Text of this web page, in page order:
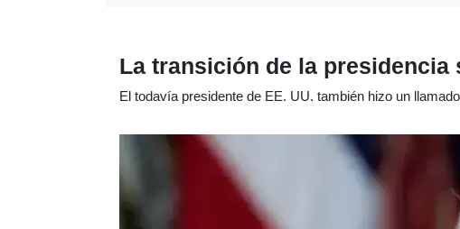
La transición de la presidencia
El todavía presidente de EE. UU. también hizo un